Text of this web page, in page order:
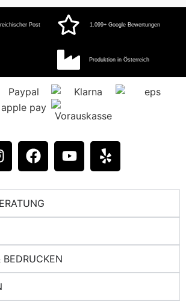
Post 1.099+ Google Bewertungen
Produktion in Österreich
BEDRUCKEN